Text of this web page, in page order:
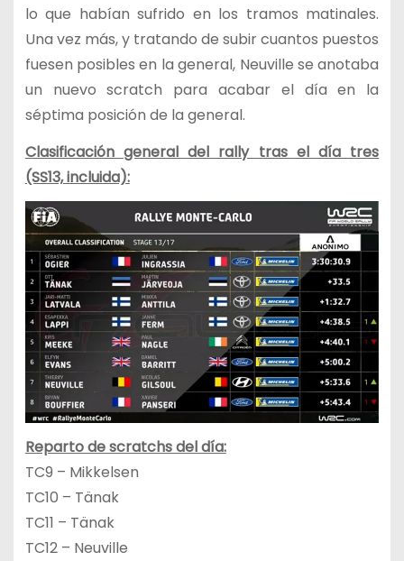
lo que habían sufrido en los tramos matinales.
Una vez más, y tratando de subir cuantos puestos
fuesen posibles en la general, Neuville se anotaba
un nuevo scratch para acabar el día en la
séptima posición de la general.
Clasificación general del rally tras el día tres
(SS13, incluida):
Reparto de scratchs del día:
TC9 – Mikkelsen
TC10 – Tänak
TC11 – Tänak
TC12 – Neuville